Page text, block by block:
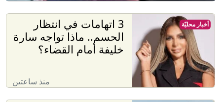
3 اتهامات في انتظار
الحسم.. ماذا تواجه سارة
خليفة أمام القضاء؟
منذ ساعتين
أخبار محليّة